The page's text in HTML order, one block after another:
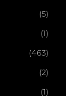
(5)
(1)
(463)
(2)
(1)